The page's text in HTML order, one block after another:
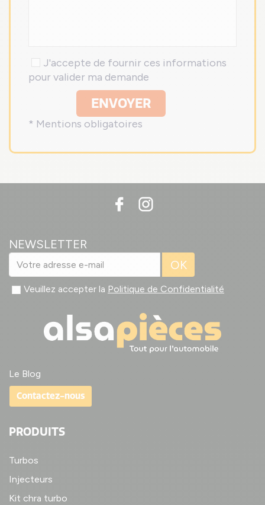
J'accepte de fournir ces informations
pour valider ma demande
ENVOYER
* Mentions obligatoires
NEWSLETTER
OK
Veuillez accepter la Politique de Confidentialité
Le Blog
Contactez-nous
PRODUITS
Turbos
Injecteurs
Kit chra turbo